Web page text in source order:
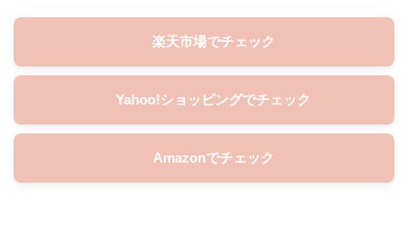
楽天市場でチェック
Yahoo!ショッピングでチェック
Amazonでチェック